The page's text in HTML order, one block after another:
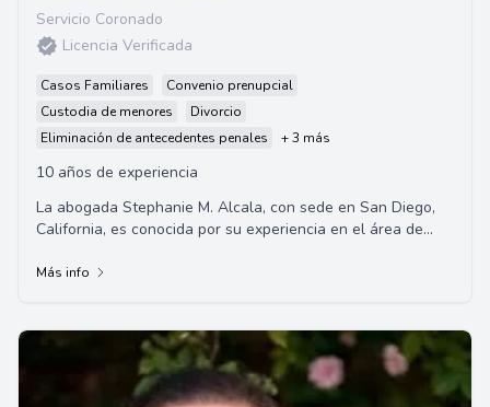
Servicio Coronado
Licencia Verificada
Casos Familiares
Convenio prenupcial
Custodia de menores
Divorcio
Eliminación de antecedentes penales
+ 3 más
10 años de experiencia
La abogada Stephanie M. Alcala, con sede en San Diego,
California, es conocida por su experiencia en el área de
Más info